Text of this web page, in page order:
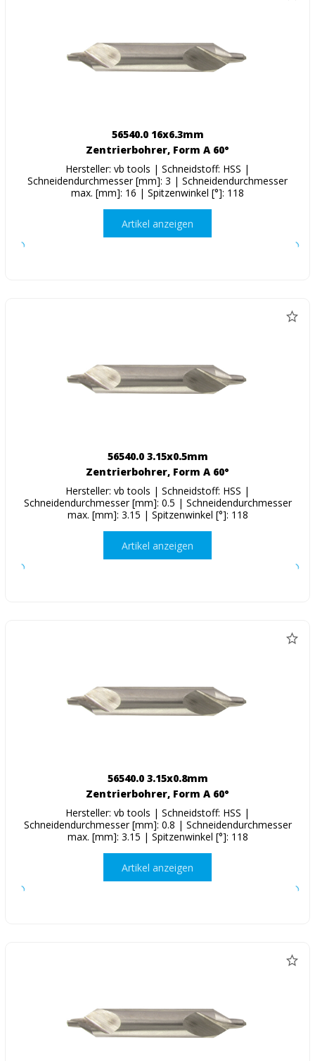
56540.0 16x6.3mm
Zentrierbohrer, Form A 60°
Hersteller: vb tools | Schneidstoff: HSS |
Schneidendurchmesser [mm]: 3 | Schneidendurchmesser
max. [mm]: 16 | Spitzenwinkel [°]: 118
Artikel anzeigen
56540.0 3.15x0.5mm
Zentrierbohrer, Form A 60°
Hersteller: vb tools | Schneidstoff: HSS |
Schneidendurchmesser [mm]: 0.5 | Schneidendurchmesser
max. [mm]: 3.15 | Spitzenwinkel [°]: 118
Artikel anzeigen
56540.0 3.15x0.8mm
Zentrierbohrer, Form A 60°
Hersteller: vb tools | Schneidstoff: HSS |
Schneidendurchmesser [mm]: 0.8 | Schneidendurchmesser
max. [mm]: 3.15 | Spitzenwinkel [°]: 118
Artikel anzeigen